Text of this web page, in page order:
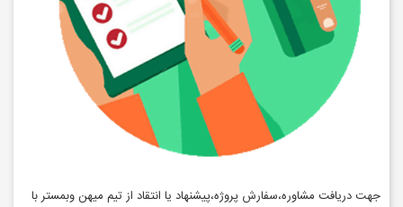
جهت دریافت مشاوره،سفارش پروژه،پیشنهاد یا انتقاد از تیم میهن وبمستر با